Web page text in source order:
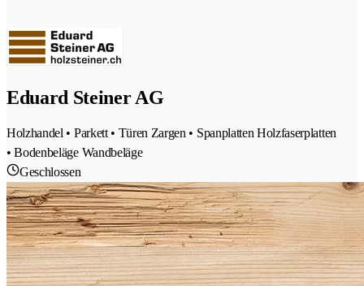
Eduard Steiner AG
Holzhandel • Parkett • Türen Zargen • Spanplatten Holzfaserplatten
• Bodenbeläge Wandbeläge
Geschlossen